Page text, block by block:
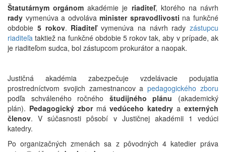
Štatutárnym orgánomakadémie je riaditeľ, ktorého na návrh
rady vymenúva a odvolávaminister spravodlivosti na funkčné
obdobie 5 rokov. Riaditeľvymenúva na návrh rady zástupcu
riaditeľa taktiež na funkčné obdobie 5 rokov tak, aby v prípade, ak
je riaditeľom sudca, bol zástupcom prokurátor a naopak.
Justičná akadémia zabezpečuje vzdelávacie podujatia
prostredníctvom svojich zamestnancov apedagogického zboru
podľa schváleného ročného študijného plánu (akademický
plán). Pedagogický zbormávedúceho katedry aexterných
členov. V súčasnosti pôsobí v Justičnej akadémii 1 vedúci
katedry.
Po organizačných zmenách sa z pôvodných 4 katedier práva